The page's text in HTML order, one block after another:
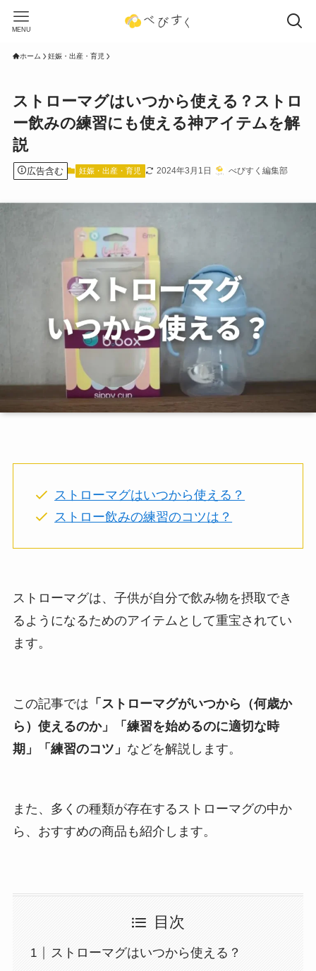
MENU
ホーム 妊娠・出産・育児
ストローマグはいつから使える？ストロ
ー飲みの練習にも使える神アイテムを解
説
広告含む 妊娠・出産・育児 2024年3月1日 べびすく編集部
ストローマグはいつから使える？
ストロー飲みの練習のコツは？
ストローマグは、子供が自分で飲み物を摂取でき
るようになるためのアイテムとして重宝されてい
ます。
この記事では 「ストローマグがいつから（何歳か
ら）使えるのか」「練習を始めるのに適切な時
期」「練習のコツ」 などを解説します。
また、多くの種類が存在するストローマグの中か
ら、おすすめの商品も紹介します。
目次
ストローマグはいつから使える？